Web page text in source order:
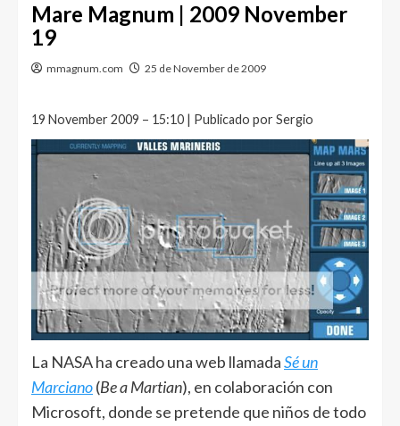
Mare Magnum | 2009 November
19
mmagnum.com 25 de November de 2009
19 November 2009 – 15:10 | Publicado por Sergio
La NASA ha creado una web llamadaSé un
Marciano(Be a Martian), en colaboración con
Microsoft, donde se pretende que niños de todo